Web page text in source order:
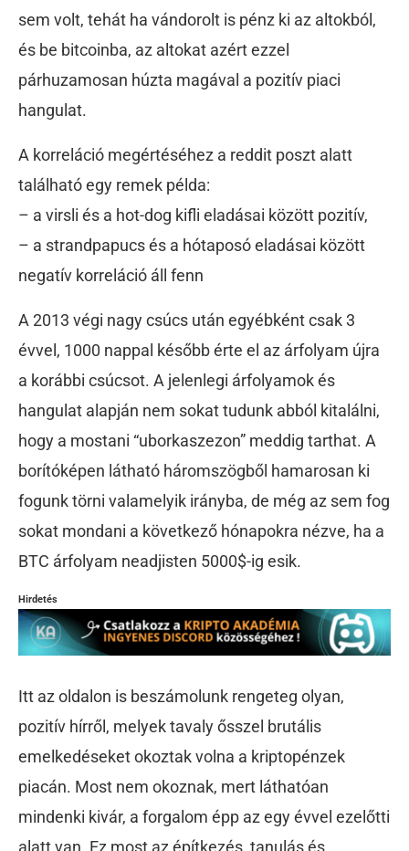
sem volt, tehát ha vándorolt is pénz ki az altokból,
és be bitcoinba, az altokat azért ezzel
párhuzamosan húzta magával a pozitív piaci
hangulat.
A korreláció megértéséhez a reddit poszt alatt
található egy remek példa:
– a virsli és a hot-dog kifli eladásai között pozitív,
– a strandpapucs és a hótaposó eladásai között
negatív korreláció áll fenn
A 2013 végi nagy csúcs után egyébként csak 3
évvel, 1000 nappal később érte el az árfolyam újra
a korábbi csúcsot. A jelenlegi árfolyamok és
hangulat alapján nem sokat tudunk abból kitalálni,
hogy a mostani “uborkaszezon” meddig tarthat. A
borítóképen látható háromszögből hamarosan ki
fogunk törni valamelyik irányba, de még az sem fog
sokat mondani a következő hónapokra nézve, ha a
BTC árfolyam neadjisten 5000$-ig esik.
Hirdetés
Itt az oldalon is beszámolunk rengeteg olyan,
pozitív hírről, melyek tavaly ősszel brutális
emelkedéseket okoztak volna a kriptopénzek
piacán. Most nem okoznak, mert láthatóan
mindenki kivár, a forgalom épp az egy évvel ezelőtti
alatt van. Ez most az építkezés, tanulás és